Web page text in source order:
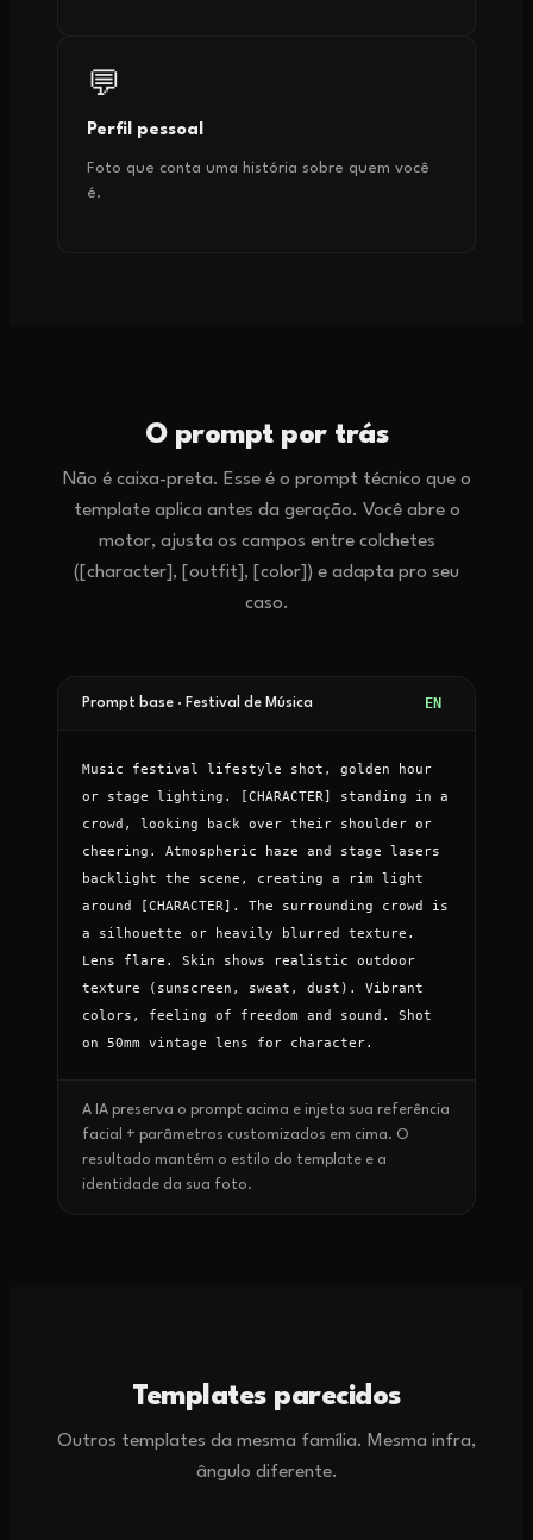
💬
Perfil pessoal
Foto que conta uma história sobre quem você
é.
O prompt por trás
Não é caixa-preta. Esse é o prompt técnico que o
template aplica antes da geração. Você abre o
motor, ajusta os campos entre colchetes
([character], [outfit], [color]) e adapta pro seu
caso.
Prompt base · Festival de Música EN
Music festival lifestyle shot, golden hour
or stage lighting. [CHARACTER] standing in a
crowd, looking back over their shoulder or
cheering. Atmospheric haze and stage lasers
backlight the scene, creating a rim light
around [CHARACTER]. The surrounding crowd is
a silhouette or heavily blurred texture.
Lens flare. Skin shows realistic outdoor
texture (sunscreen, sweat, dust). Vibrant
colors, feeling of freedom and sound. Shot
on 50mm vintage lens for character.
A IA preserva o prompt acima e injeta sua referência
facial + parâmetros customizados em cima. O
resultado mantém o estilo do template e a
identidade da sua foto.
Templates parecidos
Outros templates da mesma família. Mesma infra,
ângulo diferente.